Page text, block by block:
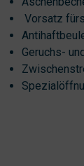
Vorsatz
Geruchs-